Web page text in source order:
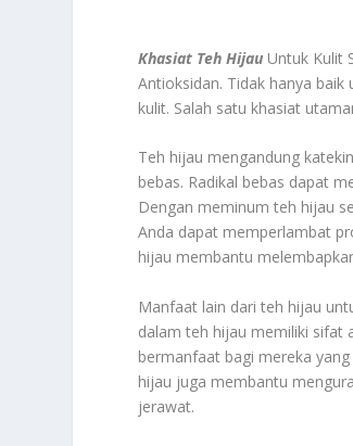
Khasiat Teh Hijau Untuk Kulit
Antioksidan. Tidak hanya
kulit. Salah satu khasiat
Teh hijau mengandung
bebas. Radikal bebas dapat
Dengan meminum teh hijau
Anda dapat memperlambat
hijau membantu
Manfaat lain dari teh hijau
dalam teh hijau memiliki sifat
bermanfaat bagi mereka
hijau juga membantu
jerawat.